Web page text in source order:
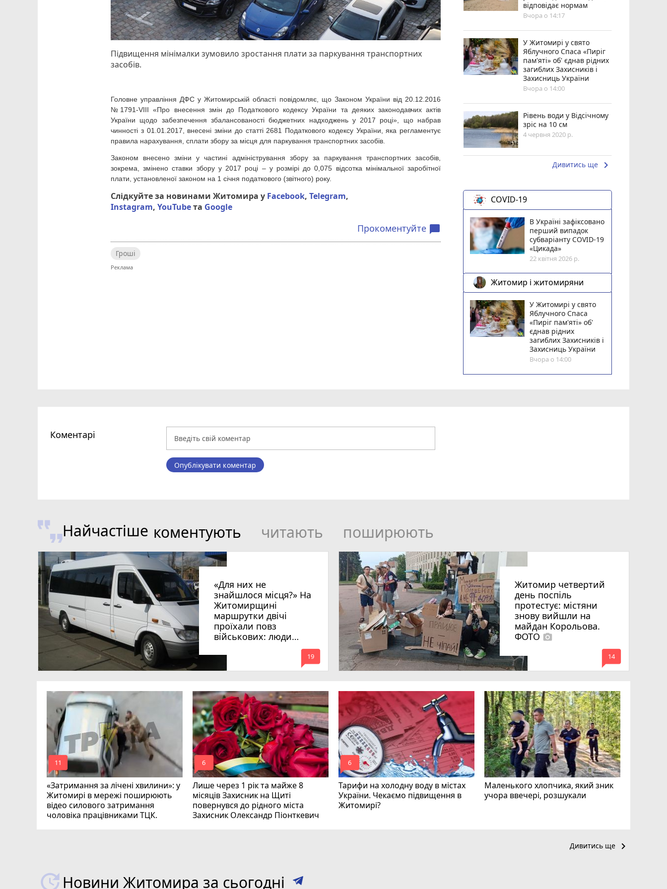
Підвищення мінімалки зумовило зростання плати за паркування транспортних
засобів.
Головне управління ДФС у Житомирській області повідомляє, що Законом України від 20.12.2016
№1791-VIII «Про внесення змін до Податкового кодексу України та деяких законодавчих актів
України щодо забезпечення збалансованості бюджетних надходжень у 2017 році», що набрав
чинності з 01.01.2017, внесені зміни до статті 2681 Податкового кодексу України, яка регламентує
правила нарахування, сплати збору за місця для паркування транспортних засобів.
Законом внесено зміни у частині адміністрування збору за паркування транспортних засобів,
зокрема, змінено ставки збору у 2017 році – у розмірі до 0,075 відсотка мінімальної заробітної
плати, установленої законом на 1 січня податкового (звітного) року.
Слідкуйте за новинами Житомира у Facebook,Telegram,
Instagram,YouTubeта Google
Прокоментуйте chat_bubble
Гроші
відповідає нормам
Вчора о 14:17
У Житомирі у свято
Яблучного Спаса «Пиріг
пам'яті» об' єднав рідних
загиблих Захисників і
Захисниць України
Вчора о 14:00
Рівень води у Відсічному
зріс на 10 см
4 червня 2020 р.
Дивитись ще keyboard_arrow_right
COVID-19
В Україні зафіксовано
перший випадок
субваріанту COVID-19
«Цикада»
22 квітня 2026 р.
Житомир і житомиряни
У Житомирі у свято
Яблучного Спаса
«Пиріг пам'яті» об'
єднав рідних
загиблих Захисників і
Захисниць України
Вчора о 14:00
Коментарі
Опублікувати коментар
Найчастіше коментують читають поширюють
«Для них не
знайшлося місця?» На
Житомирщині
маршрутки двічі
проїхали повз
військових: люди
вимагають покарати
винних
mode_comment
19
Житомир четвертий
день поспіль
протестує: містяни
знову вийшли на
майдан Корольова.
ФОТО photo_camera
mode_comment
14
«Затримання за лічені хвилини»: у
Житомирі в мережі поширюють
відео силового затримання
чоловіка працівниками ТЦК.
mode_comment
11
Лише через 1 рік та майже 8
місяців Захисник на Щиті
повернувся до рідного міста
Захисник Олександр Піонткевич
mode_comment
6
Тарифи на холодну воду в містах
України. Чекаємо підвищення в
Житомирі?
mode_comment
6
Маленького хлопчика, який зник
учора ввечері, розшукали
Дивитись ще keyboard_arrow_right
Новини Житомира за сьогодні